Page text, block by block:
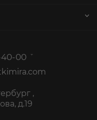
40-00
,
д.19